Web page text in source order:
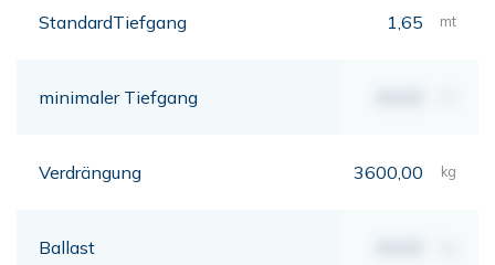
StandardTiefgang 1,65 mt
minimaler Tiefgang
Verdrängung 3600,00 kg
Ballast